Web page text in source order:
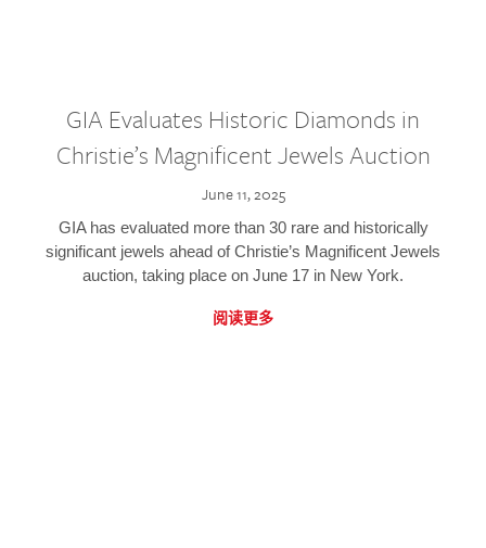
GIA Evaluates Historic Diamonds in
Christie’s Magnificent Jewels Auction
June 11, 2025
GIA has evaluated more than 30 rare and historically
significant jewels ahead of Christie’s Magnificent Jewels
auction, taking place on June 17 in New York.
阅读更多